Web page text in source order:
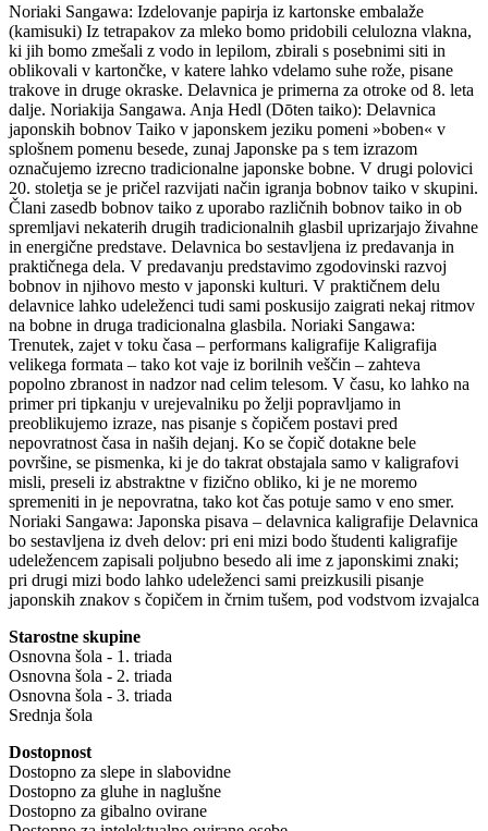
Noriaki Sangawa: Izdelovanje papirja iz kartonske embalaže
(kamisuki) Iz tetrapakov za mleko bomo pridobili celulozna vlakna,
ki jih bomo zmešali z vodo in lepilom, zbirali s posebnimi siti in
oblikovali v kartončke, v katere lahko vdelamo suhe rože, pisane
trakove in druge okraske. Delavnica je primerna za otroke od 8. leta
dalje. Noriakija Sangawa. Anja Hedl (Dōten taiko): Delavnica
japonskih bobnov Taiko v japonskem jeziku pomeni »boben« v
splošnem pomenu besede, zunaj Japonske pa s tem izrazom
označujemo izrecno tradicionalne japonske bobne. V drugi polovici
20. stoletja se je pričel razvijati način igranja bobnov taiko v skupini.
Člani zasedb bobnov taiko z uporabo različnih bobnov taiko in ob
spremljavi nekaterih drugih tradicionalnih glasbil uprizarjajo živahne
in energične predstave. Delavnica bo sestavljena iz predavanja in
praktičnega dela. V predavanju predstavimo zgodovinski razvoj
bobnov in njihovo mesto v japonski kulturi. V praktičnem delu
delavnice lahko udeleženci tudi sami poskusijo zaigrati nekaj ritmov
na bobne in druga tradicionalna glasbila. Noriaki Sangawa:
Trenutek, zajet v toku časa – performans kaligrafije Kaligrafija
velikega formata – tako kot vaje iz borilnih veščin – zahteva
popolno zbranost in nadzor nad celim telesom. V času, ko lahko na
primer pri tipkanju v urejevalniku po želji popravljamo in
preoblikujemo izraze, nas pisanje s čopičem postavi pred
nepovratnost časa in naših dejanj. Ko se čopič dotakne bele
površine, se pismenka, ki je do takrat obstajala samo v kaligrafovi
misli, preseli iz abstraktne v fizično obliko, ki je ne moremo
spremeniti in je nepovratna, tako kot čas potuje samo v eno smer.
Noriaki Sangawa: Japonska pisava – delavnica kaligrafije Delavnica
bo sestavljena iz dveh delov: pri eni mizi bodo študenti kaligrafije
udeležencem zapisali poljubno besedo ali ime z japonskimi znaki;
pri drugi mizi bodo lahko udeleženci sami preizkusili pisanje
japonskih znakov s čopičem in črnim tušem, pod vodstvom izvajalca
Starostne skupine
Osnovna šola - 1. triada
Osnovna šola - 2. triada
Osnovna šola - 3. triada
Srednja šola
Dostopnost
Dostopno za slepe in slabovidne
Dostopno za gluhe in naglušne
Dostopno za gibalno ovirane